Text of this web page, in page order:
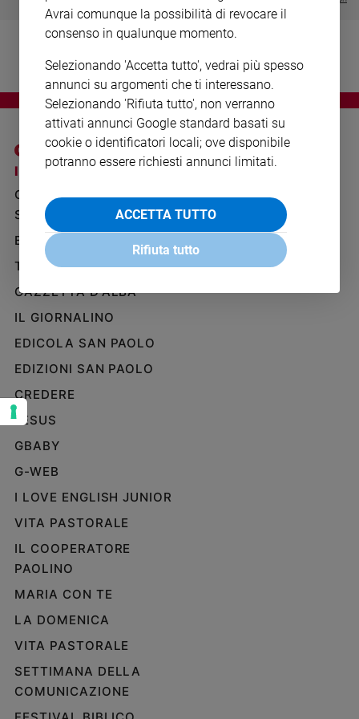
Ambiente
Volontariato
Aziende
della
settimana
Migranti
Diversità
inclusione
Costume
Cultura
e
2026
Cinema,
e
streaming
Arte
Famiglia
educazione
Genitori
figli
Nonni
Coppia
Scuola
I SITI SAN PAOLO
GRUPPO EDITORIALE
SAN PAOLO
BENESSERE
TELENOVA
GAZZETTA D'ALBA
IL GIORNALINO
EDICOLA SAN PAOLO
EDIZIONI SAN PAOLO
CREDERE
JESUS
GBABY
G-WEB
I LOVE ENGLISH JUNIOR
VITA PASTORALE
IL COOPERATORE
PAOLINO
MARIA CON TE
LA DOMENICA
VITA PASTORALE
SETTIMANA DELLA
COMUNICAZIONE
NOTE LEGALI
PRIVACY POLICY
INFORMATIVA
WHISTLEBLOWING
SOCIAL
Avrai comunque la possibilità di revocare il
consenso in qualunque momento.
Selezionando 'Accetta tutto', vedrai più spesso
annunci su argomenti che ti interessano.
Selezionando 'Rifiuta tutto', non verranno
attivati annunci Google standard basati su
cookie o identificatori locali; ove disponibile
potranno essere richiesti annunci limitati.
ACCETTA TUTTO
Rifiuta tutto